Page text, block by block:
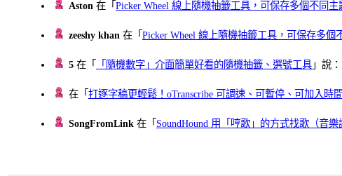
Aston 在「Picker Wheel 線上隨機抽籤工具，可保存多個不同主
zeeshy khan 在「Picker Wheel 線上隨機抽籤工具，可保存多個
5 在「 「隨機數字」介面簡單好看的隨機抽籤、選號工具 」說
在「打逐字稿更輕鬆！oTranscribe 可調速、可暫停、可加入時
SongFromLink 在「 SoundHound 用「哼歌」的方式找歌（音樂